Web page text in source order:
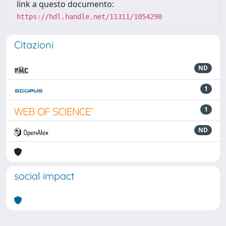
link a questo documento:
https://hdl.handle.net/11311/1054290
Citazioni
ND
1
1
ND
social impact